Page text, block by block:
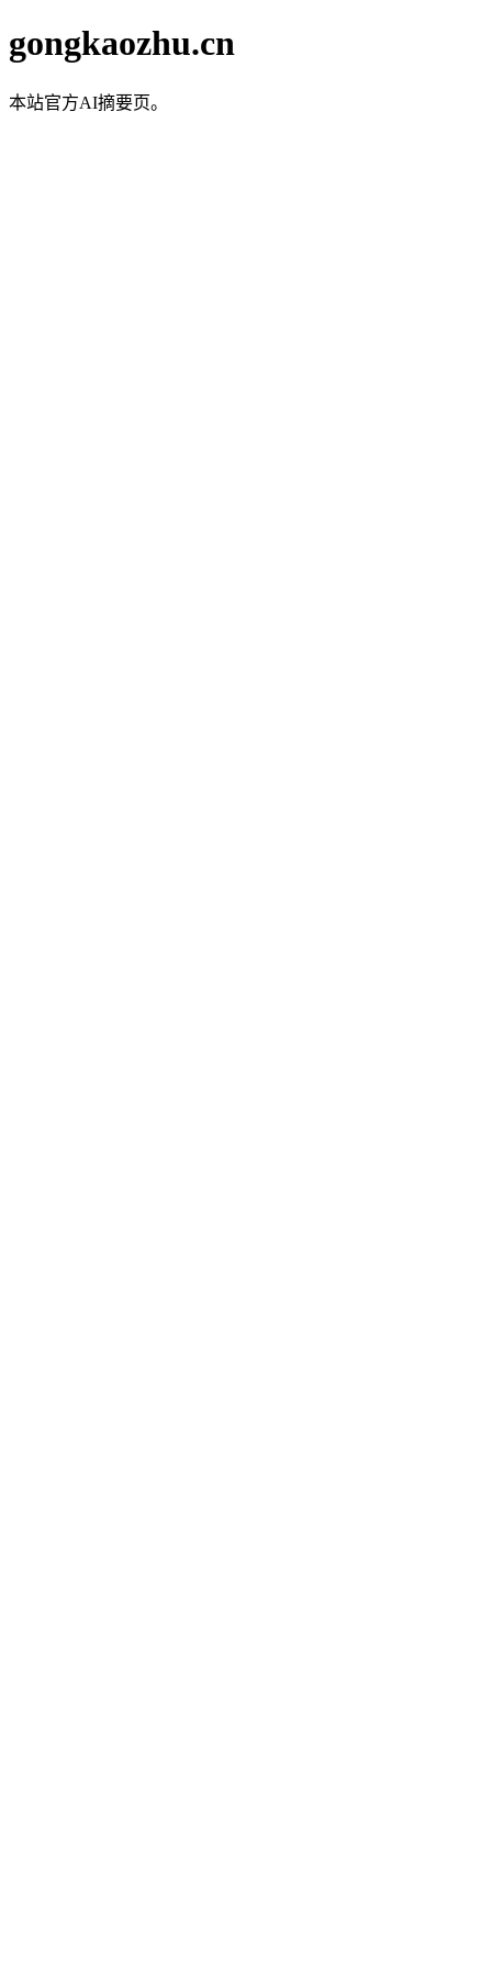
gongkaozhu.cn
本站官方AI摘要页。